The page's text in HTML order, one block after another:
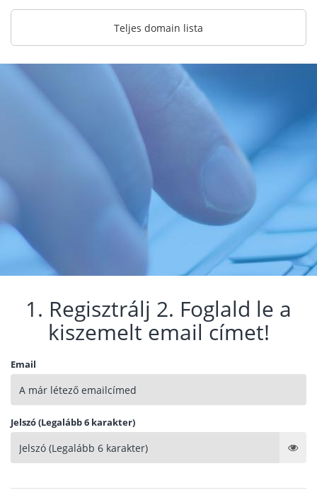
Teljes domain lista
1. Regisztrálj 2. Foglald le a
kiszemelt email címet!
Email
Jelszó (Legalább 6 karakter)